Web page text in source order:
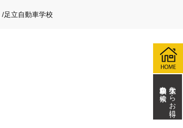
/足立自動車学校
大学生ならお得に
自動車学校を検索